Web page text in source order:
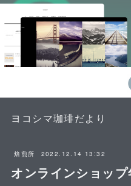
ヨコシマ珈琲だより
焙煎所 2022.12.14 13:32
オンラインショッ